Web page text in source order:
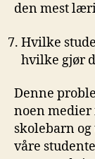
den mest
Hvilke
hvilke gjør
Denne
noen medier
skolebarn
våre